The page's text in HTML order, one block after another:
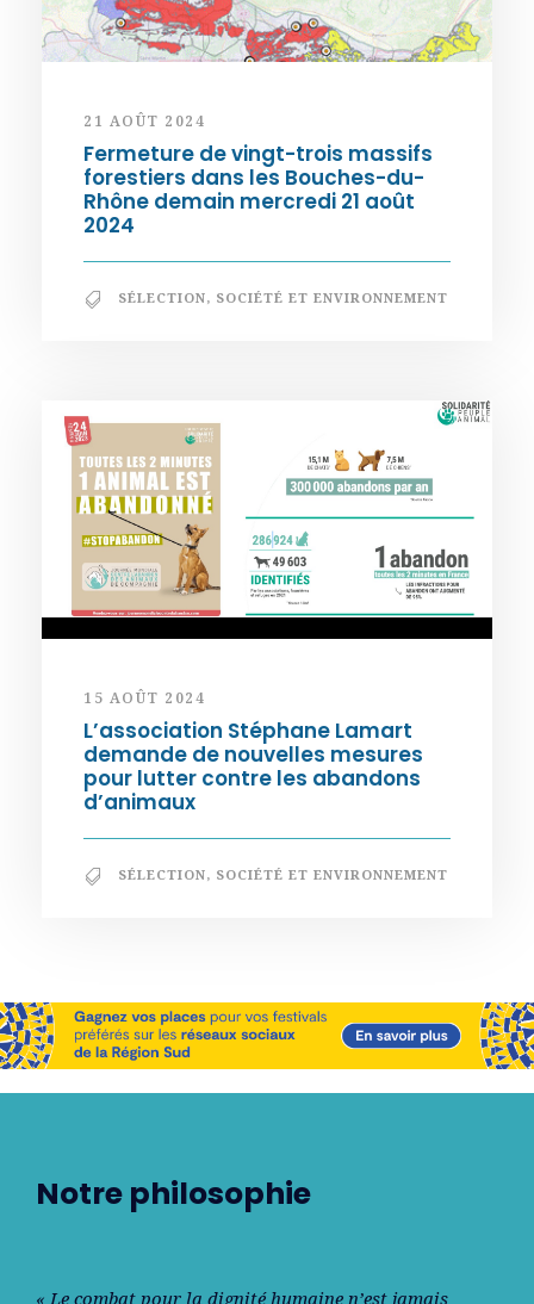
21 AOÛT 2024
Fermeture de vingt-trois massifs
forestiers dans les Bouches-du-
Rhône demain mercredi 21 août
2024
SÉLECTION, SOCIÉTÉ ET ENVIRONNEMENT
15 AOÛT 2024
L’association Stéphane Lamart
demande de nouvelles mesures
pour lutter contre les abandons
d’animaux
SÉLECTION, SOCIÉTÉ ET ENVIRONNEMENT
Notre philosophie
« Le combat pour la dignité humaine n’est jamais